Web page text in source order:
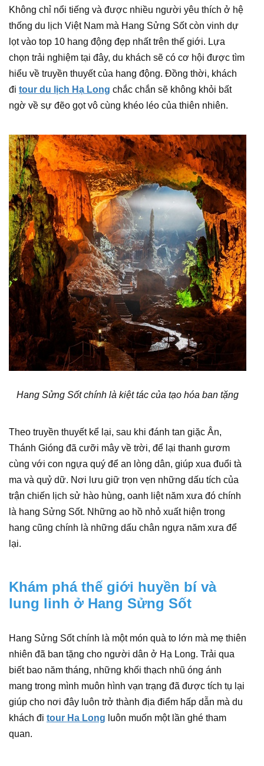
Không chỉ nổi tiếng và được nhiều người yêu thích ở hệ
thống du lịch Việt Nam mà Hang Sửng Sốt còn vinh dự
lọt vào top 10 hang động đẹp nhất trên thế giới. Lựa
chọn trải nghiệm tại đây, du khách sẽ có cơ hội được tìm
hiểu về truyền thuyết của hang động. Đồng thời, khách
đi tour du lịch Hạ Long chắc chắn sẽ không khỏi bất
ngờ về sự đẽo gọt vô cùng khéo léo của thiên nhiên.
Hang Sửng Sốt chính là kiệt tác của tạo hóa ban tặng
Theo truyền thuyết kể lại, sau khi đánh tan giặc Ân,
Thánh Gióng đã cưỡi mây về trời, để lại thanh gươm
cùng với con ngựa quý để an lòng dân, giúp xua đuổi tà
ma và quỷ dữ. Nơi lưu giữ trọn vẹn những dấu tích của
trận chiến lịch sử hào hùng, oanh liệt năm xưa đó chính
là hang Sửng Sốt. Những ao hồ nhỏ xuất hiện trong
hang cũng chính là những dấu chân ngựa năm xưa để
lại.
Khám phá thế giới huyền bí và
lung linh ở Hang Sửng Sốt
Hang Sửng Sốt chính là một món quà to lớn mà mẹ thiên
nhiên đã ban tặng cho người dân ở Hạ Long. Trải qua
biết bao năm tháng, những khối thạch nhũ óng ánh
mang trong mình muôn hình vạn trạng đã được tích tụ lại
giúp cho nơi đây luôn trở thành địa điểm hấp dẫn mà du
khách đi tour Ha Long luôn muốn một lần ghé tham
quan.